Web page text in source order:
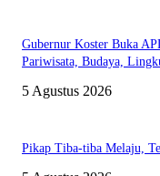
Gubernur Koster Buka
Pariwisata, Budaya,
5 Agustus 2026
Pikap Tiba-tiba Melaju,